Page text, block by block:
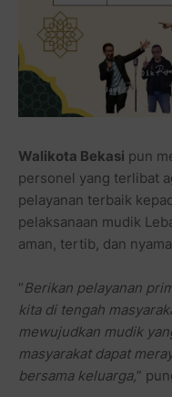
Walikota Bekasi pun
personel yang terlibat
pelayanan terbaik
pelaksanaan mudik
aman, tertib, dan
“Berikan pelayanan
kita di tengah
mewujudkan mudik
masyarakat dapat
bersama keluarga,”